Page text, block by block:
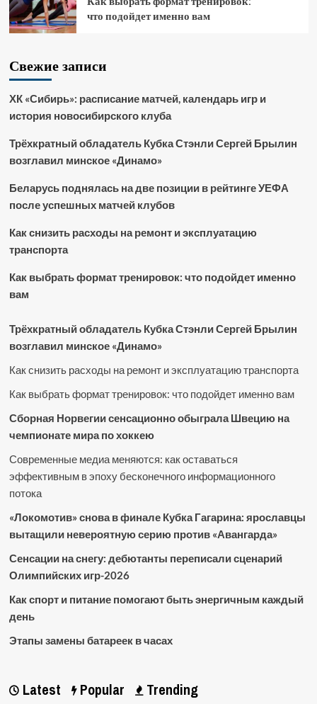
что подойдет именно вам
Свежие записи
ХК «Сибирь»: расписание матчей, календарь игр и
история новосибирского клуба
Трёхкратный обладатель Кубка Стэнли Сергей Брылин
возглавил минское «Динамо»
Беларусь поднялась на две позиции в рейтинге УЕФА
после успешных матчей клубов
Как снизить расходы на ремонт и эксплуатацию
транспорта
Как выбрать формат тренировок: что подойдет именно
вам
Трёхкратный обладатель Кубка Стэнли Сергей Брылин
возглавил минское «Динамо»
Как снизить расходы на ремонт и эксплуатацию транспорта
Как выбрать формат тренировок: что подойдет именно вам
Сборная Норвегии сенсационно обыграла Швецию на
чемпионате мира по хоккею
Современные медиа меняются: как оставаться
эффективным в эпоху бесконечного информационного
потока
«Локомотив» снова в финале Кубка Гагарина: ярославцы
вытащили невероятную серию против «Авангарда»
Сенсации на снегу: дебютанты переписали сценарий
Олимпийских игр-2026
Как спорт и питание помогают быть энергичным каждый
день
Этапы замены батареек в часах
Latest Popular Trending